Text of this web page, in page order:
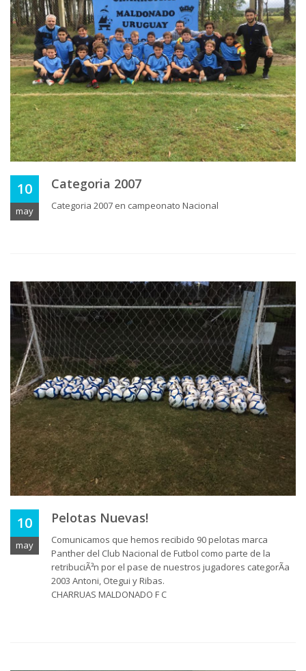
10
may
Categoria 2007
Categoria 2007 en campeonato Nacional
10
may
Pelotas Nuevas!
Comunicamos que hemos recibido 90 pelotas marca
Panther del Club Nacional de Futbol como parte de la
retribuciÃ³n por el pase de nuestros jugadores categorÃ­a
2003 Antoni, Otegui y Ribas.
CHARRUAS MALDONADO F C